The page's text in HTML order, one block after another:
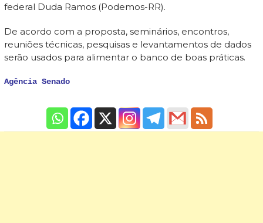
federal Duda Ramos (Podemos-RR).
De acordo com a proposta, seminários, encontros,
reuniões técnicas, pesquisas e levantamentos de dados
serão usados para alimentar o banco de boas práticas.
Agência Senado